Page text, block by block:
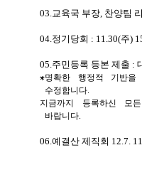
03.교육국 부장, 찬양팀
04.정기당회 : 11.30(주)
05.주민등록 등본 제출 :
⁕명확한 행정적 기반
수정합니다.
지금까지 등록하신 모
바랍니다.
06.예결산 제직회 12.7.